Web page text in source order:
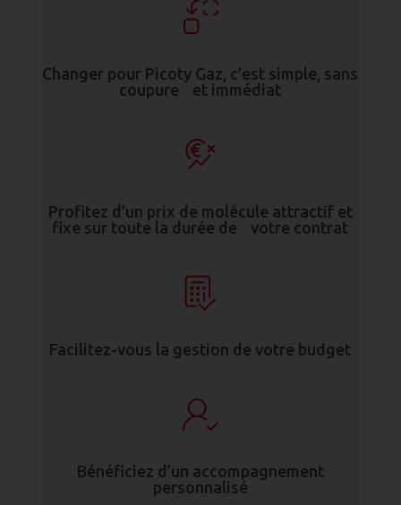
Changer pour Picoty Gaz, c’est simple, sans
coupure et immédiat
Profitez d’un prix de molécule attractif et
fixe sur toute la durée de votre contrat
Facilitez-vous la gestion de votre budget
Bénéficiez d’un accompagnement
personnalisé